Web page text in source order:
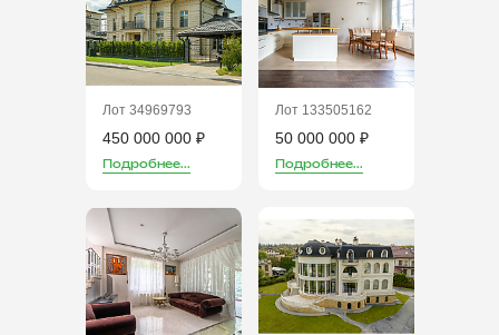
Лот 34969793
450 000 000 ₽
Подробнее...
Лот 133505162
50 000 000 ₽
Подробнее...